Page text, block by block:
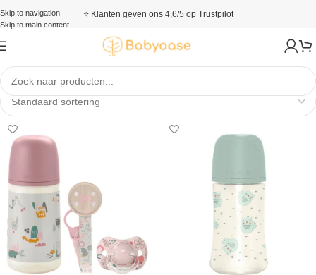
Skip to navigation
Skip to main content
⭐ Klanten geven ons 4,6/5 op Trustpilot
Suavinex